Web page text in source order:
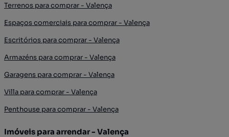
Terrenos para comprar - Valença
Espaços comerciais para comprar - Valença
Escritórios para comprar - Valença
Armazéns para comprar - Valença
Garagens para comprar - Valença
Villa para comprar - Valença
Penthouse para comprar - Valença
Imóveis para arrendar - Valença